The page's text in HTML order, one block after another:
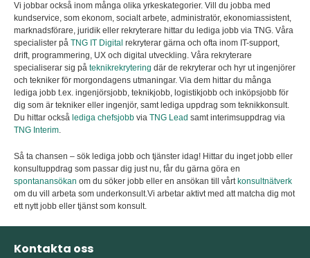
Vi jobbar också inom många olika yrkeskategorier. Vill du jobba med
kundservice, som ekonom, socialt arbete, administratör, ekonomiassistent,
marknadsförare, juridik eller rekryterare hittar du lediga jobb via TNG. Våra
specialister på TNG IT Digital rekryterar gärna och ofta inom IT-support,
drift, programmering, UX och digital utveckling. Våra rekryterare
specialiserar sig på teknikrekrytering där de rekryterar och hyr ut ingenjörer
och tekniker för morgondagens utmaningar. Via dem hittar du många
lediga jobb t.ex. ingenjörsjobb, teknikjobb, logistikjobb och inköpsjobb för
dig som är tekniker eller ingenjör, samt lediga uppdrag som teknikkonsult.
Du hittar också lediga chefsjobb via TNG Lead samt interimsuppdrag via
TNG Interim.
Så ta chansen – sök lediga jobb och tjänster idag! Hittar du inget jobb eller
konsultuppdrag som passar dig just nu, får du gärna göra en
spontanansökan om du söker jobb eller en ansökan till vårt konsultnätverk
om du vill arbeta som underkonsult.Vi arbetar aktivt med att matcha dig mot
ett nytt jobb eller tjänst som konsult.
Kontakta oss